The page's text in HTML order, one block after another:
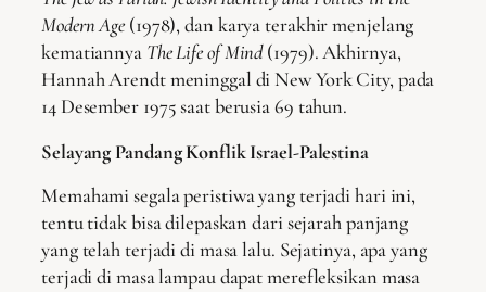
Modern Age(1978), dan karya terakhir menjelang
kematiannya The Life of Mind(1979). Akhirnya,
Hannah Arendt meninggal di New York City, pada
14 Desember 1975 saat berusia 69 tahun.
Selayang Pandang Konflik Israel-Palestina
Memahami segala peristiwa yang terjadi hari ini,
tentu tidak bisa dilepaskan dari sejarah panjang
yang telah terjadi di masa lalu. Sejatinya, apa yang
terjadi di masa lampau dapat merefleksikan masa